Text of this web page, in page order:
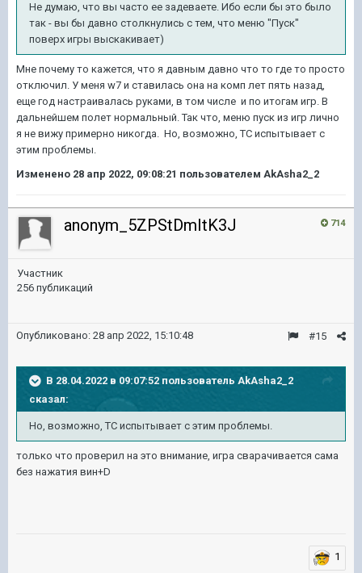
Не думаю, что вы часто ее задеваете. Ибо если бы это было
так - вы бы давно столкнулись с тем, что меню "Пуск"
поверх игры выскакивает)
Мне почему то кажется, что я давным давно что то где то просто
отключил. У меня w7 и ставилась она на комп лет пять назад,
еще год настраивалась руками, в том числе и по итогам игр. В
дальнейшем полет нормальный. Так что, меню пуск из игр лично
я не вижу примерно никогда. Но, возможно, ТС испытывает с
этим проблемы.
Изменено 28 апр 2022, 09:08:21 пользователем AkAsha2_2
714
anonym_5ZPStDmItK3J
Участник
256 публикаций
#15
Опубликовано: 28 апр 2022, 15:10:48
В 28.04.2022 в 09:07:52 пользователь AkAsha2_2
сказал:
Но, возможно, ТС испытывает с этим проблемы.
только что проверил на это внимание, игра сварачивается сама
без нажатия вин+D
1